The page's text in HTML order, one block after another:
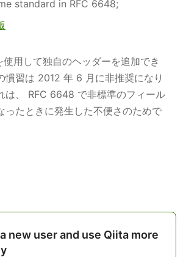
standard in RFC 6648;
用して独自のヘッダーを追加でき
慣習は 2012 年 6 月に非推奨になり
は、 RFC 6648 で非標準のフィール
ったときに発生した不便さのためで
new user and use Qiita more